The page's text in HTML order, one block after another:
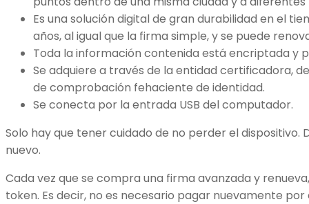
Es una solución digital de gran durabilidad en el
años, al igual que la firma simple, y se puede
Toda la información contenida está encriptada y
Se adquiere a través de la entidad certificadora,
de comprobación fehaciente de identidad.
Se conecta por la entrada USB del computador.
Solo hay que tener cuidado de no perder el dispositivo.
nuevo.
Cada vez que se compra una firma avanzada y
token. Es decir, no es necesario pagar nuevamente